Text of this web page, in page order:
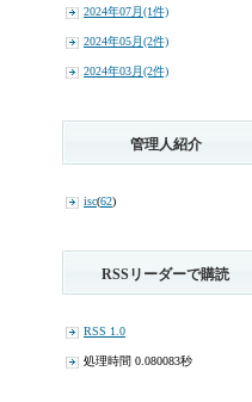
2024年07月(1件)
2024年05月(2件)
2024年03月(2件)
管理人紹介
isc(62)
RSSリーダーで購読
RSS 1.0
処理時間 0.080083秒